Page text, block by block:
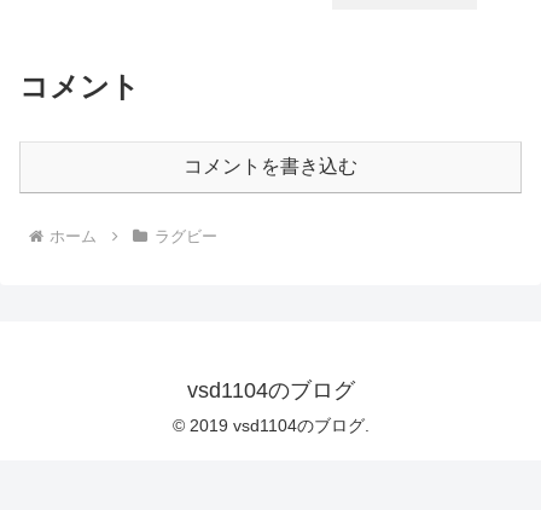
コメント
コメントを書き込む
ホーム ラグビー
vsd1104のブログ
© 2019 vsd1104のブログ.